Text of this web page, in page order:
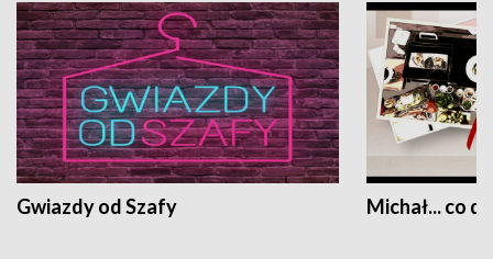
Gwiazdy od Szafy Michał... co